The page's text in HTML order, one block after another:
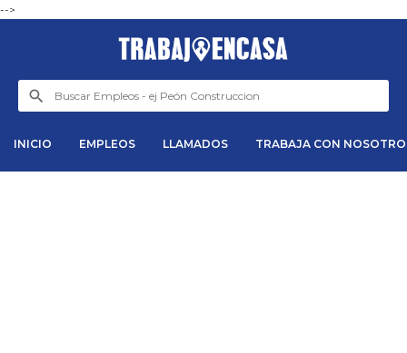
-->
INICIO EMPLEOS LLAMADOS TRABAJA CON